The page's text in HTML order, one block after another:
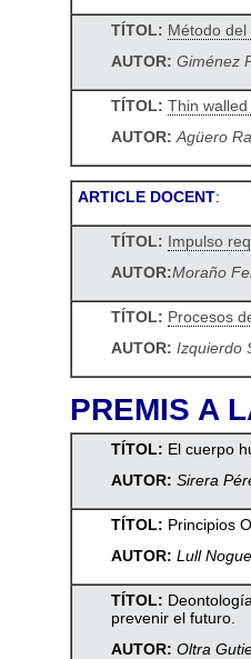
TÍTOL: Método del
AUTOR: Giménez
TÍTOL: Thin
AUTOR: Agüero
ARTICLE DOCENT:
TÍTOL: Impulso
AUTOR:Moraño
TÍTOL: Procesos
AUTOR: Izquierdo
PREMIS A
TÍTOL: El cuerpo
AUTOR: Sirera
TÍTOL: Principios
AUTOR: Lull
TÍTOL:
prevenir el futuro.
AUTOR: Oltra